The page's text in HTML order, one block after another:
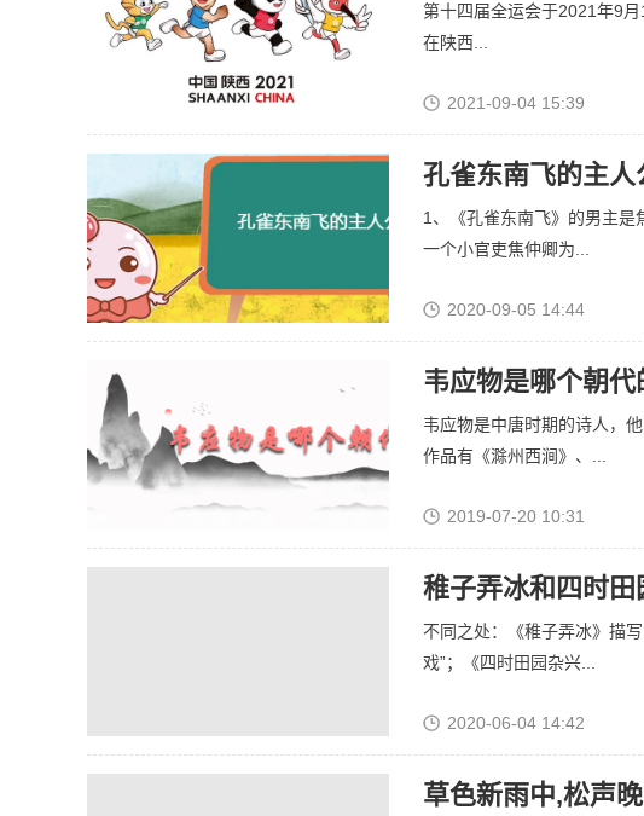
第十四届全运会于2021年9
在陕西...
2021-09-04 15:39
孔雀东南飞的主人
1、《孔雀东南飞》的男主是
一个小官吏焦仲卿为...
2020-09-05 14:44
韦应物是哪个朝代
韦应物是中唐时期的诗人，
作品有《滁州西涧》、...
2019-07-20 10:31
稚子弄冰和四时田
不同之处：《稚子弄冰》描
戏”；《四时田园杂兴...
2020-06-04 14:42
草色新雨中,松声